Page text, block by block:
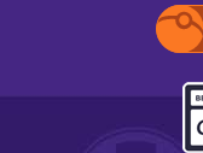
ELIGE
ABRE